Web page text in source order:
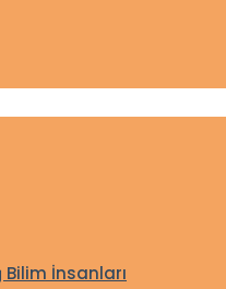
İnsanları